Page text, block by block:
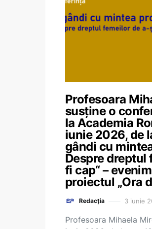
Profesoara
susține o
la Academia
iunie 2026, de
gândi cu
Despre dreptul
fi cap“ –
proiectul „Ora
Redacția 3 iunie
Profesoara Mihaela